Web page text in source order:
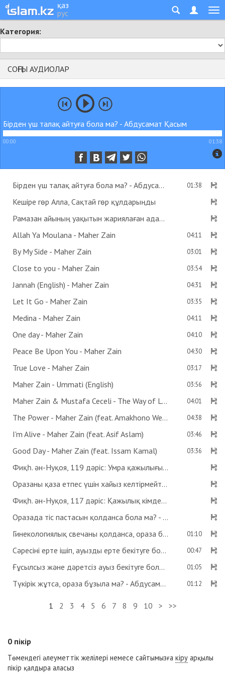
қаз
рус
Категория:
СОҢҒЫ АУДИОЛАР
Бірден үш талақ айтуға бола ма? - Абдусамат Қасым
00:00 01:38
Бірден үш талақ айтуға бола ма? - Абдусамат Қасым 01:38
Кешіре гөр Алла, Сақтай гөр құлдарыңды
Рамазан айының уақытын жариялаған адам пейіштік деген хадис бар ма? - Абдусамат Қасым
Allah Ya Moulana - Maher Zain
04:11
By My Side - Maher Zain 03:01
Close to you - Maher Zain 03:54
Jannah (English) - Maher Zain 04:31
Let It Go - Maher Zain 03:35
Medina - Maher Zain 04:11
One day - Maher Zain 04:10
Peace Be Upon You - Maher Zain 04:30
True Love - Maher Zain 03:17
Maher Zain - Ummati (English) 03:56
Maher Zain & Mustafa Ceceli - The Way of Love 04:01
The Power - Maher Zain (feat. Amakhono We Sintu) 04:38
I'm Alive - Maher Zain (feat. Asif Aslam) 03:46
Good Day - Maher Zain (feat. Issam Kamal) 03:36
Фиқһ. ән-Нуқоя, 119 дәріс: Умра қажылығы - Абдусамат Қасым
Оразаны қаза етпес үшін хайыз келтірмейтін дәрі ішсе бола ма? Көзге дәрі тамызса ораза бұзыла ма? - Абдусамат Қасым
Фиқһ. ән-Нуқоя, 117 дәріс: Қажылық кімдерге парыз? - Абдусамат Қасым
Оразада тіс пастасын қолданса бола ма? - Абдусамат Қасым
Гинекологиялық свечаны қолданса, ораза бұзыла ма? - Абдусамат Қасым
01:10
Сәресіні ерте ішіп, ауызды ерте бекітуге бола ма? - Абдусамат Қасым 00:47
Ғұсылсыз және дәретсіз ауыз бекітуге бола ма? - Абдусамат Қасым 01:05
Түкірік жұтса, ораза бұзыла ма? - Абдусамат Қасым 01:12
1 2 3 4 5 6 7 8 9 10 > >>
0 пікір
Төмендегі әлеуметтік желілері немесе сайтымызға кіру арқылы
пікір қалдыра аласыз